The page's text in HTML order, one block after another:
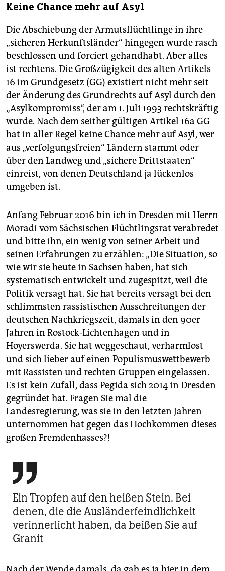
Keine Chance mehr auf Asyl
Die Abschiebung der Armutsflüchtlinge in ihre
„sicheren Herkunftsländer“ hingegen wurde rasch
beschlossen und forciert gehandhabt. Aber alles
ist rechtens. Die Großzügigkeit des alten Artikels
16 im Grundgesetz (GG) existiert nicht mehr seit
der Änderung des Grundrechts auf Asyl durch den
„Asylkompromiss“, der am 1. Juli 1993 rechtskräftig
wurde. Nach dem seither gültigen Artikel 16a GG
hat in aller Regel keine Chance mehr auf Asyl, wer
aus „verfolgungsfreien“ Ländern stammt oder
über den Landweg und „sichere Drittstaaten“
einreist, von denen Deutschland ja lückenlos
umgeben ist.
Anfang Februar 2016 bin ich in Dresden mit Herrn
Moradi vom Sächsischen Flüchtlingsrat verabredet
und bitte ihn, ein wenig von seiner Arbeit und
seinen Erfahrungen zu erzählen: „Die Situation, so
wie wir sie heute in Sachsen haben, hat sich
systematisch entwickelt und zugespitzt, weil die
Politik versagt hat. Sie hat bereits versagt bei den
schlimmsten rassistischen Ausschreitungen der
deutschen Nachkriegszeit, damals in den 90er
Jahren in Rostock-Lichtenhagen und in
Hoyerswerda. Sie hat weggeschaut, verharmlost
und sich lieber auf einen Populismuswettbewerb
mit Rassisten und rechten Gruppen eingelassen.
Es ist kein Zufall, dass Pegida sich 2014 in Dresden
gegründet hat. Fragen Sie mal die
Landesregierung, was sie in den letzten Jahren
unternommen hat gegen das Hochkommen dieses
großen Fremdenhasses?!

Ein Tropfen auf den heißen Stein. Bei
denen, die die Ausländerfeindlichkeit
verinnerlicht haben, da beißen Sie auf
Granit